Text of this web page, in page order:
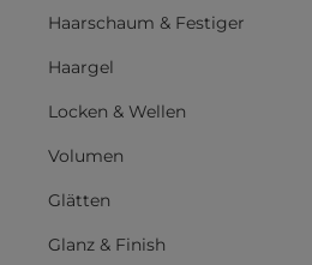
Haarschaum & Festiger
Haargel
Locken & Wellen
Volumen
Glätten
Glanz & Finish